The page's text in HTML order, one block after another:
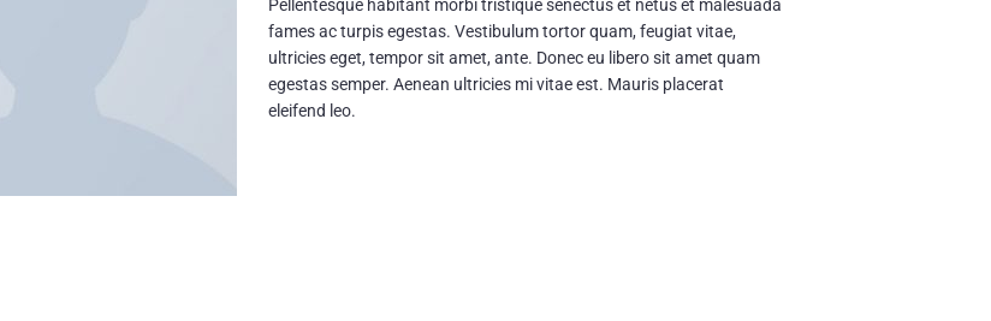
mit4.67
von 5
Pellentesque habitant morbi tristique senectus et netus et malesuada
fames ac turpis egestas. Vestibulum tortor quam, feugiat vitae,
ultricies eget, tempor sit amet, ante. Donec eu libero sit amet quam
egestas semper. Aenean ultricies mi vitae est. Mauris placerat
eleifend leo.